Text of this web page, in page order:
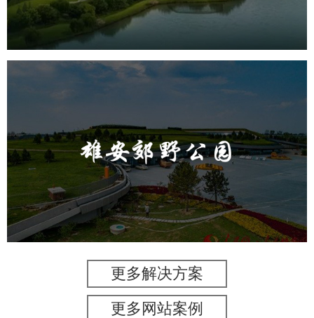
AR太极
智能大数据平台
公园 AI人工智能 智慧公园
智能照明系统
智能垃圾桶
更多解决方案
更多网站案例